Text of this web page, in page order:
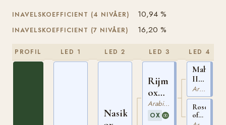
INAVELSKOEFFICIENT (4 NIVÅER) 10,94 %
INAVELSKOEFFICIENT (7 NIVÅER) 16,20 %
PROFIL LED 1 LED 2
Nasik
LED 3
Rijm
ox
GSB
393
Arabiskt Fullblod
OX
LED 4
Mahruss
II
ox
EGYPT
129
Arabiskt Fullblod
Rose
of